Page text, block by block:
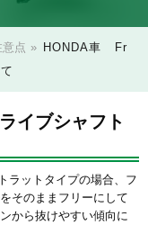
点 » HONDA車 Fr
イブシャフト
ラットタイプの場合、フ
そのままフリーにして
から抜けやすい傾向に